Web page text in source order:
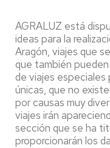
AGRALUZ está
ideas para la
Aragón, viajes que
que también
de viajes especiales
únicas, que no
por causas muy
viajes irán
sección que se ha
proporcionarán los